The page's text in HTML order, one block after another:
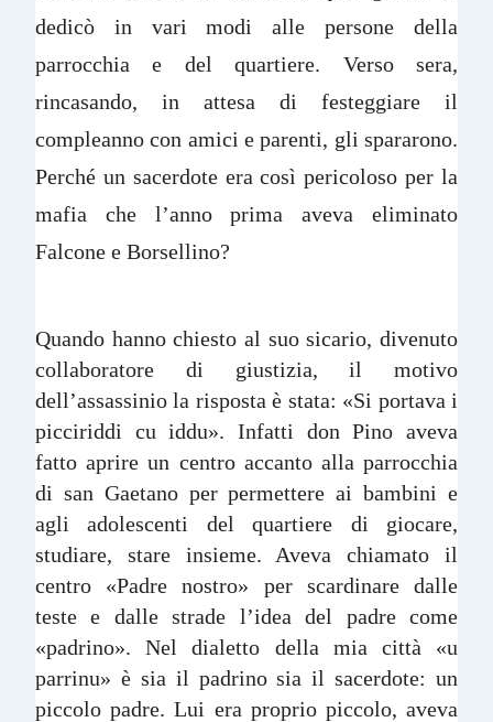
dedicò in vari modi alle persone della
parrocchia e del quartiere. Verso sera,
rincasando, in attesa di festeggiare il
compleanno con amici e parenti, gli spararono.
Perché un sacerdote era così pericoloso per la
mafia che l’anno prima aveva eliminato
Falcone e Borsellino?
Quando hanno chiesto al suo sicario, divenuto
collaboratore di giustizia, il motivo
dell’assassinio la risposta è stata: «Si portava i
picciriddi cu iddu». Infatti don Pino aveva
fatto aprire un centro accanto alla parrocchia
di san Gaetano per permettere ai bambini e
agli adolescenti del quartiere di giocare,
studiare, stare insieme. Aveva chiamato il
centro «Padre nostro» per scardinare dalle
teste e dalle strade l’idea del padre come
«padrino». Nel dialetto della mia città «u
parrinu» è sia il padrino sia il sacerdote: un
piccolo padre. Lui era proprio piccolo, aveva